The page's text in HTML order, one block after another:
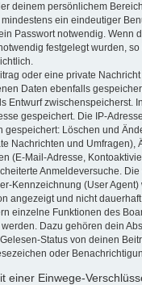
deinem persönlichem
ein eindeutiger
Passwort notwendig. Wenn
festgelegt wurden,
oder eine private
Daten ebenfalls
Entwurf zwischenspeicherst.
gespeichert. Die IP-
gespeichert: Löschen und
Nachrichten und Umfragen),
(E-Mail-Adresse,
Anmeldeversuche.
Kennzeichnung (User Agent)
angezeigt und nicht
einzelne Funktionen des
Dazu gehören dein
Status von deinen
oder
einer Einwege-